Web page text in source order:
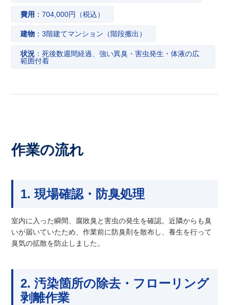
費用 ：704,000円（税込）
建物 ：3階建てマンション（階段搬出）
状況 ：死後数週間経過、強い異臭・害虫発生・体液の広
範囲付着
作業の流れ
1. 現場確認・防臭処理
室内に入った瞬間、腐敗臭と害虫の発生を確認。近隣からも臭
いが届いていたため、作業前に防臭剤を散布し、養生を行って
臭気の拡散を防止しました。
2. 汚染箇所の除去・フローリング
剥離作業